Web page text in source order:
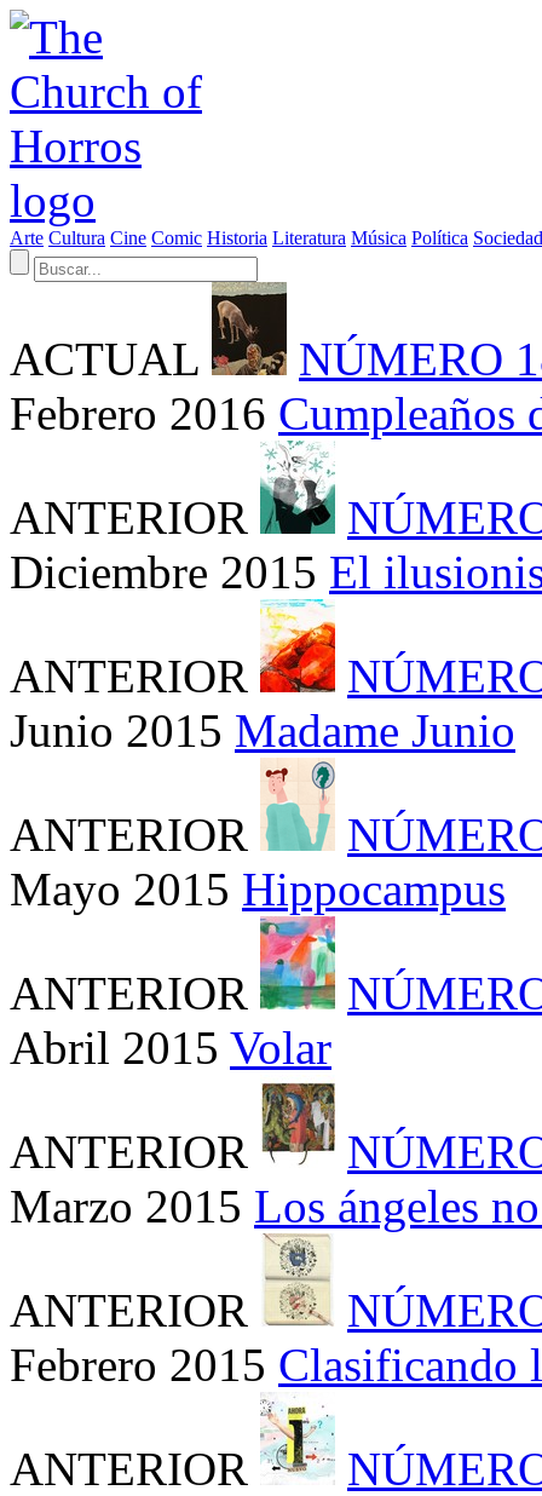
Arte Cultura Cine Comic Historia Literatura Música Política Sociedad
ACTUAL
NÚMERO
Febrero 2016 Cumpleaños
ANTERIOR
Diciembre 2015 El
ANTERIOR
Junio 2015 Madame Junio
ANTERIOR
Mayo 2015 Hippocampus
ANTERIOR
Abril 2015 Volar
ANTERIOR
Marzo 2015 Los ángeles
ANTERIOR
Febrero 2015 Clasificando
ANTERIOR